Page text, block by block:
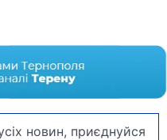
новин, приєднуйся